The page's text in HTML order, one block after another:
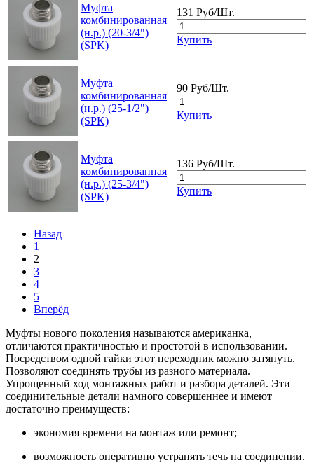
Муфта
комбинированная
(н.р.) (20-3/4")
(SPK)
131 Руб/Шт.
Купить
Муфта
комбинированная
(н.р.) (25-1/2")
(SPK)
90 Руб/Шт.
Купить
Муфта
комбинированная
(н.р.) (25-3/4")
(SPK)
136 Руб/Шт.
Купить
Назад
1
2
3
4
5
Вперёд
Муфты нового поколения называются американка,
отличаются практичностью и простотой в использовании.
Посредством одной гайки этот переходник можно затянуть.
Позволяют соединять трубы из разного материала.
Упрощенный ход монтажных работ и разбора деталей. Эти
соединительные детали намного совершеннее и имеют
достаточно преимуществ:
экономия времени на монтаж или ремонт;
возможность оперативно устранять течь на соединении.